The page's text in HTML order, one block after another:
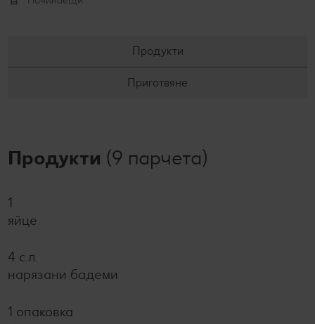
Продукти
Приготвяне
Продукти (9 парчета)
1
яйце
4 с.л.
нарязани бадеми
1 опаковка